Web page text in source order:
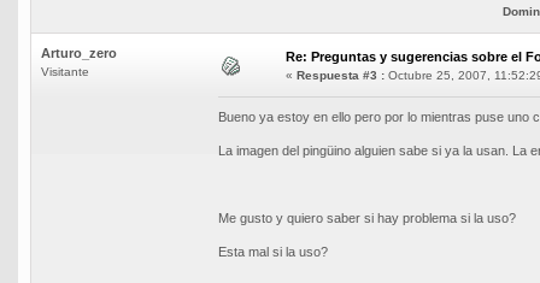
Arturo_zero
Visitante
Re: Preguntas y sugerencias sobre el
« Respuesta #3 : Octubre 25, 2007,
Bueno ya estoy en ello pero por lo mientras puse uno
La imagen del pingüino alguien sabe si ya la usan. La
Me gusto y quiero saber si hay problema si la uso?
Esta mal si la uso?